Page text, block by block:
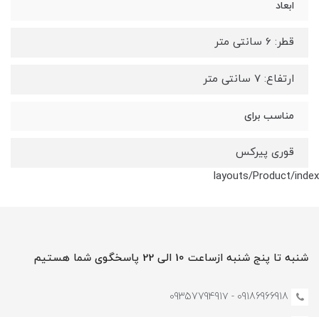
ابعاد
قطر: 6 سانتی متر
ارتفاع: 7 سانتی متر
مناسب برای
قوری پیرکس
layouts/Product/index
شنبه تا پنج شنبه ازساعت 10 الی 22 پاسخگوی شما هستیم
09186966918 - 0935779491۷